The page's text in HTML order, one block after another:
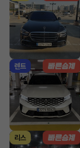
렌트
리스